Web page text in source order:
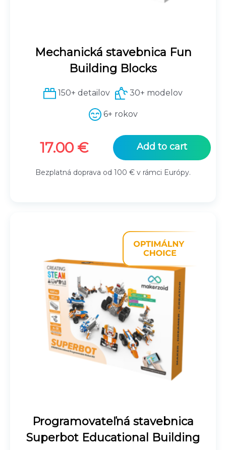
Mechanická stavebnica Fun
Building Blocks
150+ detailov 30+ modelov
6+ rokov
17.00 € Add to cart
Bezplatná doprava od 100 € v rámci Európy.
Programovateľná stavebnica
Superbot Educational Building